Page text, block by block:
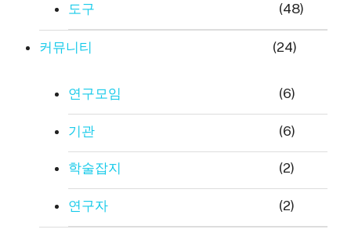
도구 (48)
커뮤니티 (24)
연구모임 (6)
기관 (6)
학술잡지 (2)
연구자 (2)